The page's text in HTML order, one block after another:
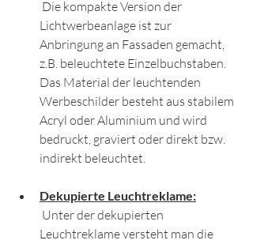
Lichtwerbeanlage ist zur
Anbringung an Fassaden gemacht,
z.B. beleuchtete Einzelbuchstaben.
Das Material der leuchtenden
Werbeschilder besteht aus stabilem
Acryl oder Aluminium und wird
bedruckt, graviert oder direkt bzw.
indirekt beleuchtet.
Dekupierte Leuchtreklame:
Leuchtreklame versteht man die